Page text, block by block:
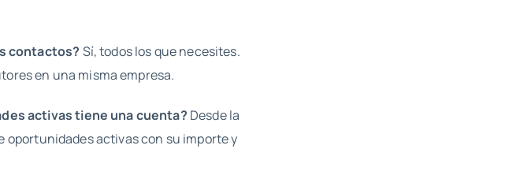
contactos? Sí, todos los que necesites.
en una misma empresa.
activas tiene una cuenta? Desde la
oportunidades activas con su importe y